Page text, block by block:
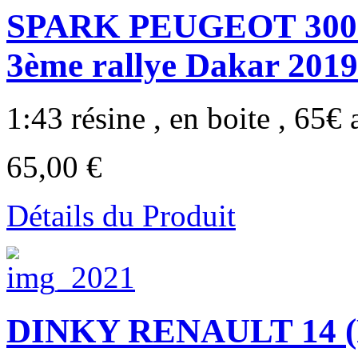
SPARK PEUGEOT
3ème rallye Dakar
1:43 résine , en boite , 65€
65,00 €
Détails du Produit
DINKY RENAULT 14